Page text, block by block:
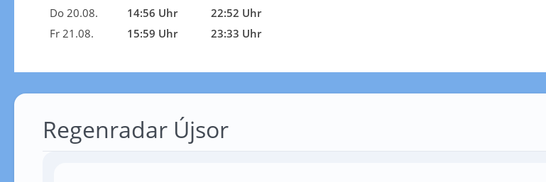
Do 20.08.
14:56 Uhr
22:52 Uhr
Fr 21.08.
15:59 Uhr 23:33 Uhr
Regenradar Újsor